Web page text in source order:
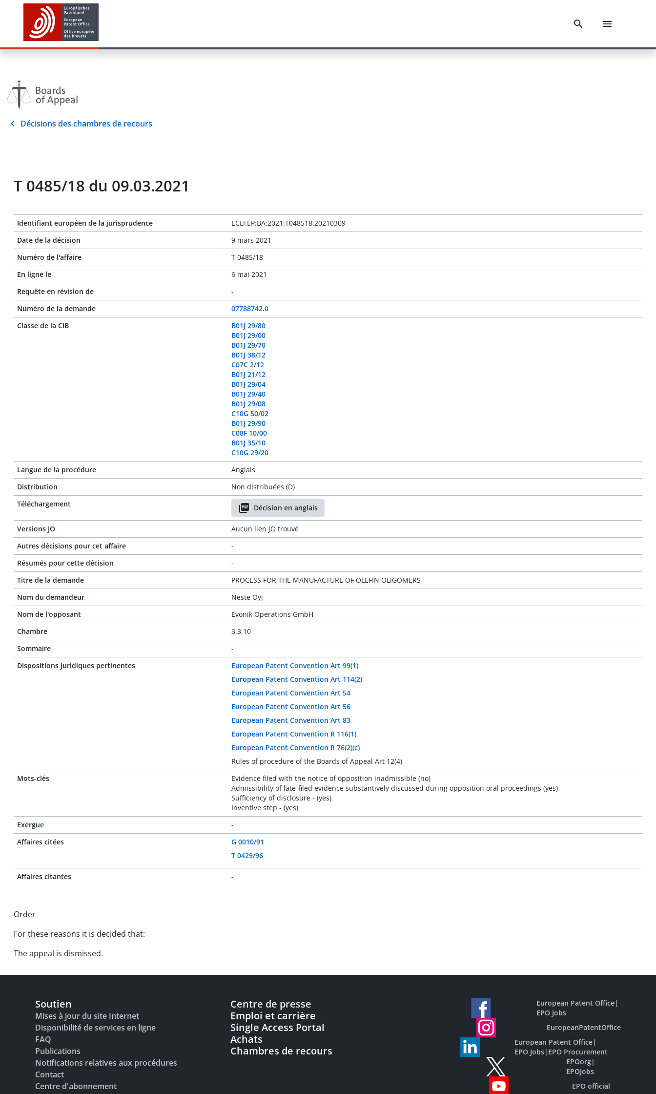
Décisions des chambres de recours
T 0485/18 du 09.03.2021
Identifiant européen de la jurisprudence
ECLI:EP:BA:2021:T048518.20210309
Date de la décision
9 mars 2021
Numéro de l'affaire
T 0485/18
En ligne le
6 mai 2021
Requête en révision de
-
Numéro de la demande
07788742.0
Classe de la CIB
B01J 29/80
B01J 29/00
B01J 29/70
B01J 38/12
C07C 2/12
B01J 21/12
B01J 29/04
B01J 29/40
B01J 29/08
C10G 50/02
B01J 29/90
C08F 10/00
B01J 35/10
C10G 29/20
Langue de la procédure
Anglais
Distribution
Non distribuées (D)
Téléchargement
Décision en anglais
Versions JO
Aucun lien JO trouvé
Autres décisions pour cet affaire
-
Résumés pour cette décision
-
Titre de la demande
PROCESS FOR THE MANUFACTURE OF OLEFIN OLIGOMERS
Nom du demandeur
Neste Oyj
Nom de l'opposant
Evonik Operations GmbH
Chambre
3.3.10
Sommaire
-
Dispositions juridiques pertinentes
European Patent Convention Art 99(1)
European Patent Convention Art 114(2)
European Patent Convention Art 54
European Patent Convention Art 56
European Patent Convention Art 83
European Patent Convention R 116(1)
European Patent Convention R 76(2)(c)
Rules of procedure of the Boards of Appeal Art 12(4)
Mots-clés
Evidence filed with the notice of opposition inadmissible (no)
Admissibility of late-filed evidence substantively discussed during opposition oral proceedings (yes)
Sufficiency of disclosure - (yes)
Inventive step - (yes)
Exergue
-
Affaires citées
G 0010/91
T 0429/96
Affaires citantes -
Order
For these reasons it is decided that:
The appeal is dismissed.
Soutien
Mises à jour du site Internet
Disponibilité de services en ligne
FAQ
Publications
Notifications relatives aux procédures
Contact
Centre d'abonnement
Centre de presse
Emploi et carrière
Single Access Portal
Achats
Chambres de recours
European Patent Office|
EPO Jobs
EuropeanPatentOffice
European Patent Office|
EPO Jobs| EPO Procurement
EPOorg|
EPOjobs
EPO official